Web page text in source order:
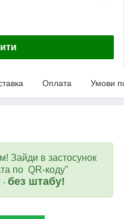
Оплата Умови
Зайди в застосунок
по QR-коду"
- без штабу!